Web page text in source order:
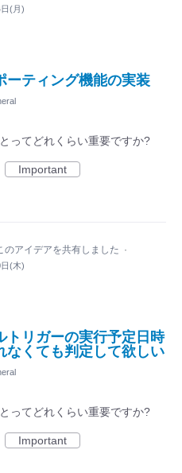
(月)
ーティング機能の実装
ってどれくらい重要ですか?
Important
のアイデアを共有しました ·
(木)
トリガーの実行予定日時
なくても判定して欲しい
ってどれくらい重要ですか?
Important